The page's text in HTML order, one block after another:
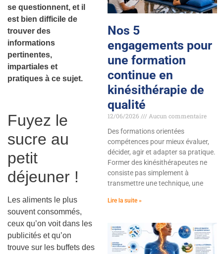
se questionnent, et il
est bien difficile de
trouver des
informations
pertinentes,
impartiales et
pratiques à ce sujet.
Fuyez le
sucre au
petit
déjeuner !
Les aliments le plus
souvent consommés,
ceux qu’on voit dans les
publicités et qu’on
trouve sur les buffets des
Nos 5
engagements pour
une formation
continue en
kinésithérapie de
qualité
12/06/2026
Aucun commentaire
Des formations orientées
compétences pour mieux évaluer,
décider, agir et adapter sa pratique.
Former des kinésithérapeutes ne
consiste pas simplement à
transmettre une technique, une
Lire la suite »